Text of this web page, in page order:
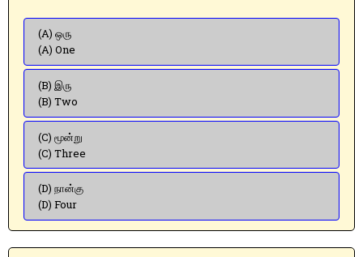
(A) ஒரு
(A) One
(B) இரு
(B) Two
(C) மூன்று
(C) Three
(D) நான்கு
(D) Four